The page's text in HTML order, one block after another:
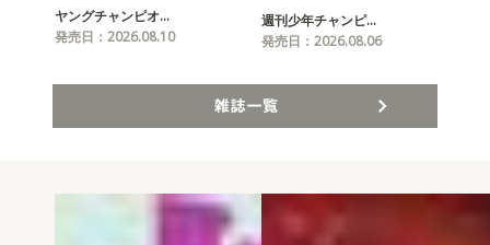
ヤングチャンピオ…
発売日：2026.08.10
週刊少年チャンピ…
発売日：2026.08.06